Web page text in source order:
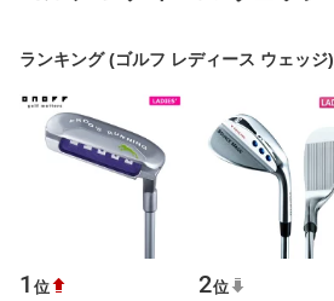
ランキング (ゴルフ レディース ウェッジ)
1 位 2位